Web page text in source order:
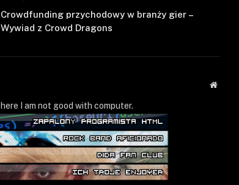
Crowdfunding przychodowy w branży gier –
Wywiad z Crowd Dragons
Strona
I am not good with computer.